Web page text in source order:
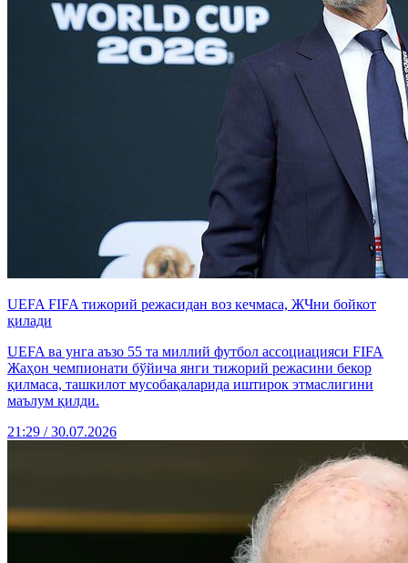
UEFA FIFA тижорий режасидан воз кечмаса, ЖЧни бойкот
қилади
UEFA ва унга аъзо 55 та миллий футбол ассоциацияси FIFA
Жаҳон чемпионати бўйича янги тижорий режасини бекор
қилмаса, ташкилот мусобақаларида иштирок этмаслигини
маълум қилди.
21:29 / 30.07.2026